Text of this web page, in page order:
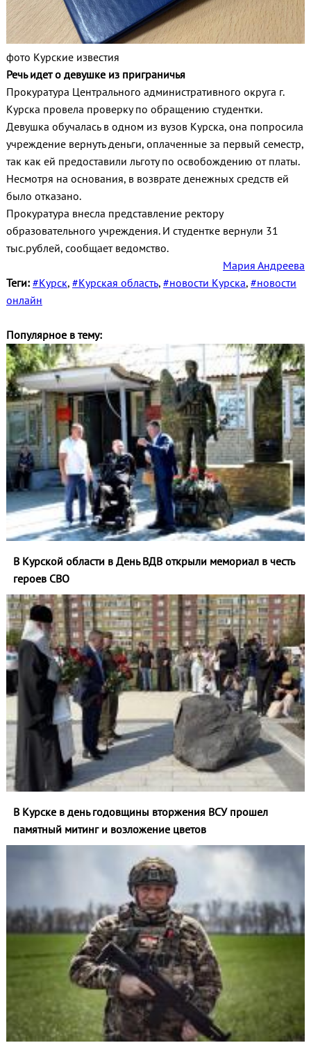
фото Курские известия
Речь идет о девушке из приграничья
Прокуратура Центрального административного округа г.
Курска провела проверку по обращению студентки.
Девушка обучалась в одном из вузов Курска, она попросила
учреждение вернуть деньги, оплаченные за первый семестр,
так как ей предоставили льготу по освобождению от платы.
Несмотря на основания, в возврате денежных средств ей
было отказано.
Прокуратура внесла представление ректору
образовательного учреждения. И студентке вернули 31
тыс.рублей, сообщает ведомство.
Мария Андреева
Теги: #Курск, #Курская область, #новости Курска, #новости
онлайн
Популярное в тему:
В Курской области в День ВДВ открыли мемориал в честь
героев СВО
В Курске в день годовщины вторжения ВСУ прошел
памятный митинг и возложение цветов